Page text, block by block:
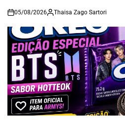
on
05/08/2026 Thaisa Zago Sartori